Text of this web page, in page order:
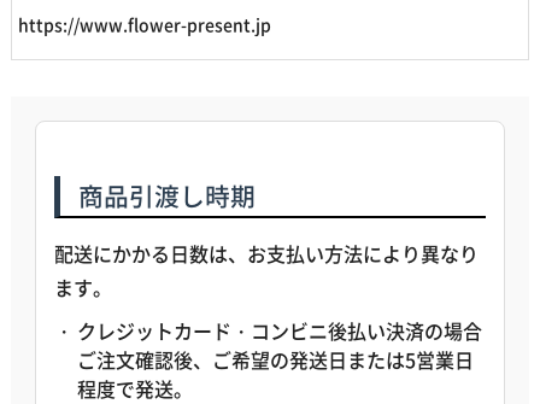
https://www.flower-present.jp
商品引渡し時期
配送にかかる日数は、お支払い方法により異なり
ます。
クレジットカード・コンビニ後払い決済の場合
ご注文確認後、ご希望の発送日または5営業日
程度で発送。